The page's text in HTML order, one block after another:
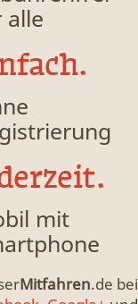
mit
Mitfahren.de bei